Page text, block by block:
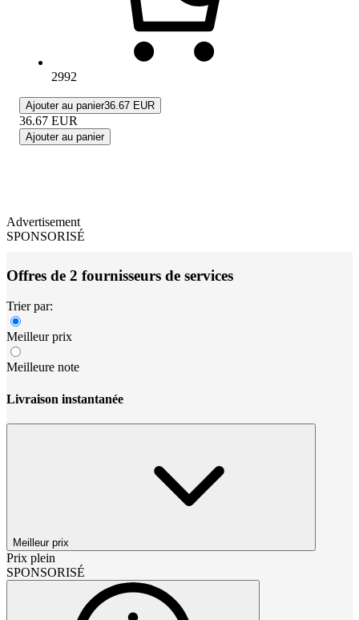
2992
Ajouter au panier36.67 EUR
36.67 EUR
Ajouter au panier
Advertisement
SPONSORISÉ
Offres de 2 fournisseurs de services
Trier par:
Meilleur prix
Meilleure note
Livraison instantanée
Meilleur prix
Prix plein
SPONSORISÉ